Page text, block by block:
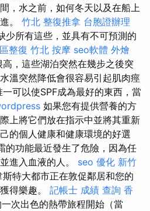
，水之前，如何冬天以及在船上
。 竹北 整復推拿 台胞證辦理
少所有這些，並具有不可預測的
整復 竹北 按摩 seo軟體 外燴
高，這些湖泊突然在幾步之後突
溫突然降低會很容易引起肌肉痙
可以使SPF成為最好的東西，當
如果您有提供營養的方
上將它們放在指示中並將其重新
的個人健康和健康環境的好選
的功能最近發生了危險，因為任
進入血液的人。 seo 優化 新竹
特大都市正在敦促鄰居和您的
得樂趣。 記帳士 成績 查詢 香
次出色的熱帶旅程開始（當